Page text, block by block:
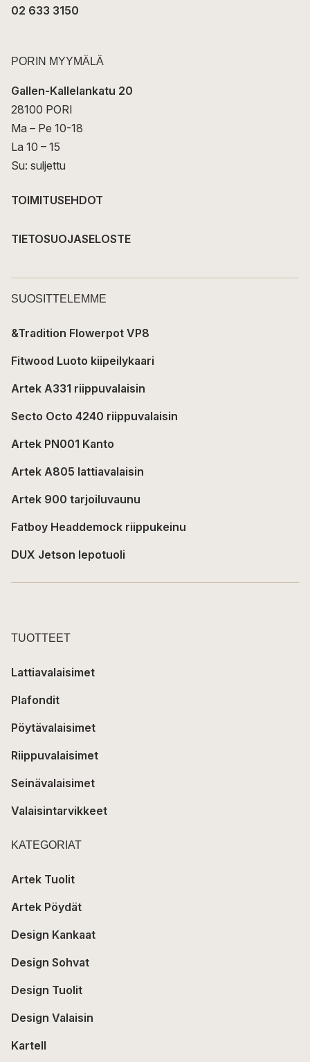
02 633 3150
PORIN MYYMÄLÄ
Gallen-Kallelankatu 20
28100 PORI
Ma – Pe 10-18
La 10 – 15
Su: suljettu
TOIMITUSEHDOT
TIETOSUOJASELOSTE
SUOSITTELEMME
&Tradition Flowerpot VP8
Fitwood Luoto kiipeilykaari
Artek A331 riippuvalaisin
Secto Octo 4240 riippuvalaisin
Artek PN001 Kanto
Artek A805 lattiavalaisin
Artek 900 tarjoiluvaunu
Fatboy Headdemock riippukeinu
DUX Jetson lepotuoli
TUOTTEET
Lattiavalaisimet
Plafondit
Pöytävalaisimet
Riippuvalaisimet
Seinävalaisimet
Valaisintarvikkeet
KATEGORIAT
Artek Tuolit
Artek Pöydät
Design Kankaat
Design Sohvat
Design Tuolit
Design Valaisin
Kartell